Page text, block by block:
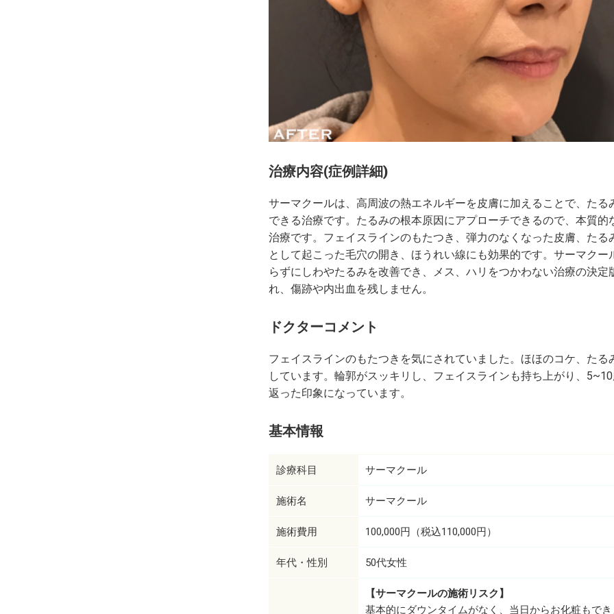
治療内容(症例詳細)
サーマクールは、高周波の熱エネルギーを皮膚に加えることで、たる
できる治療です。たるみの根本原因にアプローチできるので、本質的
治療です。フェイスラインのもたつき、弾力のなくなった皮膚、たる
として起こった毛穴の開き、ほうれい線にも効果的です。サーマクー
らずにしわやたるみを改善でき、メス、ハリをつかわない治療の決定
れ、傷跡や内出血を残しません。
ドクターコメント
フェイスラインのもたつきを気にされていました。ほほのコケ、たる
しています。輪郭がスッキリし、フェイスラインも持ち上がり、
返った印象になっています。
基本情報
診療科目 サーマクール
施術名 サーマクール
施術費用 100,000円（税込110,000円）
年代・性別 50代女性
【サーマクールの施術リスク】
基本的にダウンタイムがなく、当日からお化粧もでき